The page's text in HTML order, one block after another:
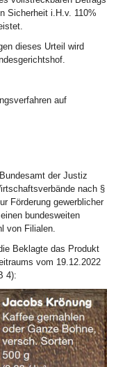
Sicherheit i.H.v. 110%
dieses Urteil wird
auf
der Justiz
nach §
Förderung gewerblicher
bundesweiten
von Filialen.
Beklagte das Produkt
vom 19.12.2022
4):